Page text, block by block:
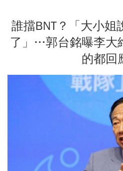
誰擋BNT？「大小姐
了」…郭台銘曝李大
的都回